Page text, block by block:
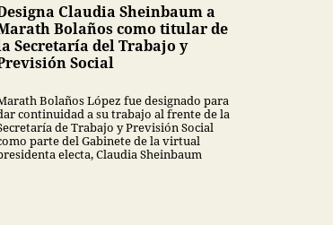
Claudia Sheinbaum a
Bolaños como titular de
Secretaría del Trabajo y
Social
Bolaños López fue designado para
continuidad a su trabajo al frente de la
de Trabajo y Previsión Social
parte del Gabinete de la virtual
electa, Claudia Sheinbaum